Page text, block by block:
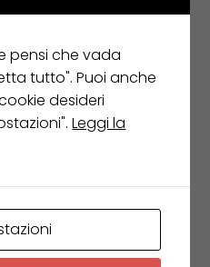
tutto
pensi che vada
tutto". Puoi anche
desideri
Leggi la